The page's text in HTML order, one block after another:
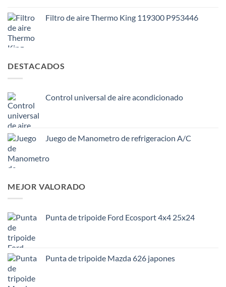
Filtro de aire Thermo King 119300 P953446
DESTACADOS
Control universal de aire acondicionado
Juego de Manometro de refrigeracion A/C
MEJOR VALORADO
Punta de tripoide Ford Ecosport 4x4 25x24
Punta de tripoide Mazda 626 japones